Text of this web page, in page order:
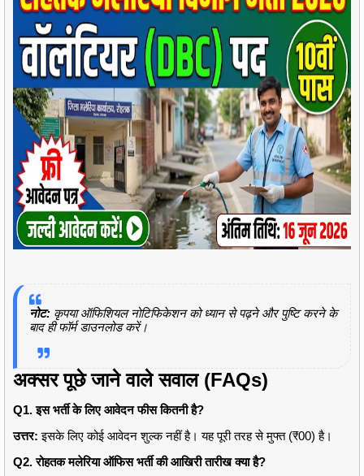
नोट: कृपया ऑफिशियल नोटिफिकेशन को ध्यान से पढ़ने और पुष्टि करने के
बाद ही फॉर्म डाउनलोड करें।
अक्सर पूछे जाने वाले सवाल (FAQs)
Q1. इस भर्ती के लिए आवेदन फीस कितनी है?
उत्तर: इसके लिए कोई आवेदन शुल्क नहीं है। यह पूरी तरह से मुफ्त (₹00) है।
Q2. रोहतक मलेरिया ऑफिस भर्ती की आखिरी तारीख क्या है?